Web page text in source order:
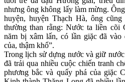
nhưng ông không lấy làm mừng.
huyện, huyện Thạch Hà, ông
thường than rằng: Nước ta liền cõi
năm bị xâm lấn, có lần giặc đã
của, thậm khổ”.
Trong lịch sử dựng nước và giữ
đã trải qua nhiều cuộc chiến tranh
phương bắc và quấy phá của giặc